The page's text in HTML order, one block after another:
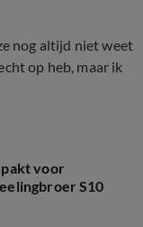
nog altijd niet weet
op heb, maar ik
voor
S10